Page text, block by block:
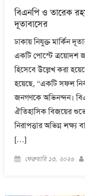
বিএনপি ও তারেক
দূতাবাসের
ঢাকায় নিযুক্ত মার্কিন
একটি পোস্টে ত্রয়োদশ
হিসেবে উল্লেখ করা
হয়েছে, “একটি সফল
জনগণকে অভিনন্দন।
ঐতিহাসিক বিজয়ের
নিরাপত্তার অভিন্ন
[…]
Posted
ফেব্রুয়ারি ১৩, ২০২৬